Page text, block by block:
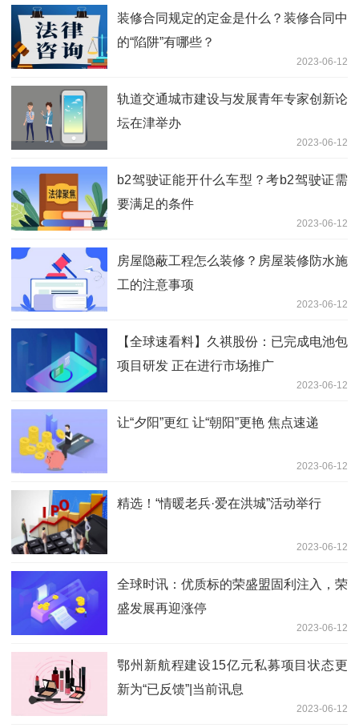
装修合同规定的定金是什么？装修合同中
的“陷阱”有哪些？
2023-06-12
轨道交通城市建设与发展青年专家创新论
坛在津举办
2023-06-12
b2驾驶证能开什么车型？考b2驾驶证需
要满足的条件
2023-06-12
房屋隐蔽工程怎么装修？房屋装修防水施
工的注意事项
2023-06-12
【全球速看料】久祺股份：已完成电池包
项目研发 正在进行市场推广
2023-06-12
让“夕阳”更红 让“朝阳”更艳 焦点速递
2023-06-12
精选！“情暖老兵·爱在洪城”活动举行
2023-06-12
全球时讯：优质标的荣盛盟固利注入，荣
盛发展再迎涨停
2023-06-12
鄂州新航程建设15亿元私募项目状态更
新为“已反馈”|当前讯息
2023-06-12